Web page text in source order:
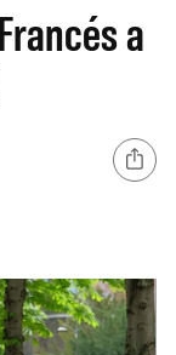
a